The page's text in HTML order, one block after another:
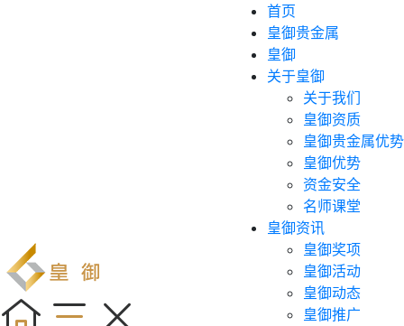
首页
皇御贵金属
皇御
关于皇御
关于我们
皇御资质
皇御贵金属优势
皇御优势
资金安全
名师课堂
皇御资讯
皇御奖项
皇御活动
皇御动态
皇御推广